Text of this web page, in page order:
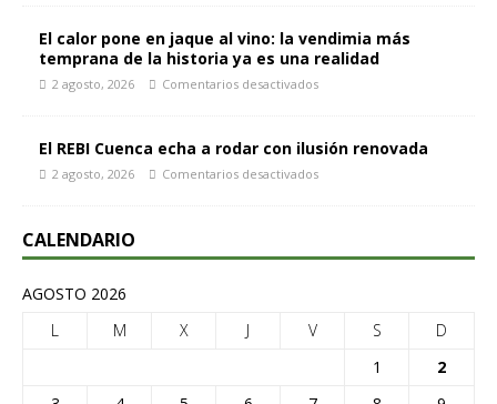
El calor pone en jaque al vino: la vendimia más
temprana de la historia ya es una realidad
2 agosto, 2026 Comentarios desactivados
El REBI Cuenca echa a rodar con ilusión renovada
2 agosto, 2026 Comentarios desactivados
CALENDARIO
AGOSTO 2026
L
M X J V S
D
1
2